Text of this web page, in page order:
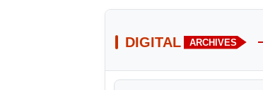
DIGITAL ARCHIVES